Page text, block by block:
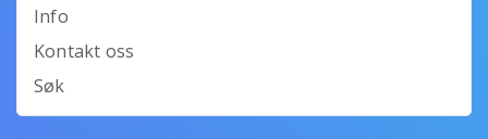
Info
Kontakt oss
Søk